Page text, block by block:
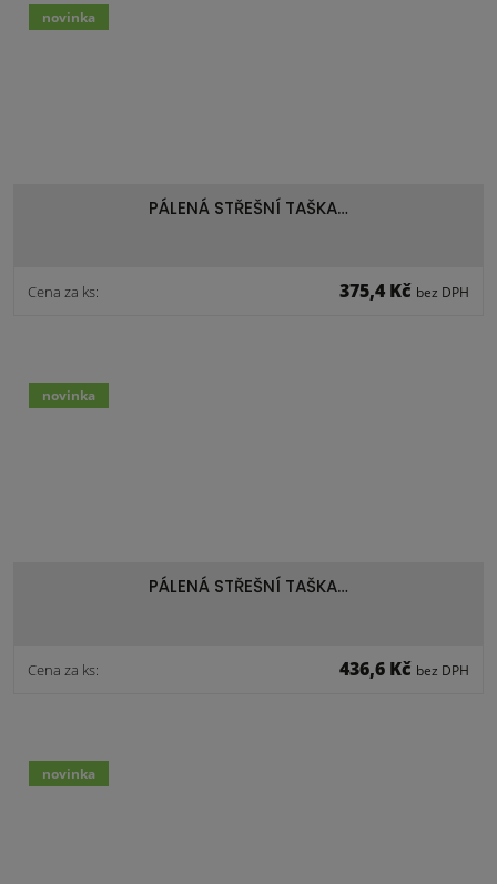
PÁLENÁ STŘEŠNÍ TAŠKA…
Cena za ks: 375,4 Kč bez DPH
novinka
PÁLENÁ STŘEŠNÍ TAŠKA…
Cena za ks: 436,6 Kč bez DPH
novinka
novinka